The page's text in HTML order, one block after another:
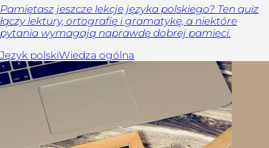
Pamiętasz jeszcze lekcje języka polskiego? Ten quiz
łączy lektury, ortografię i gramatykę, a niektóre
pytania wymagają naprawdę dobrej pamięci.
Język polskiWiedza ogólna